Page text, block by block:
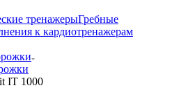
тренажерыГребные
к кардиотренажерам
IT 1000